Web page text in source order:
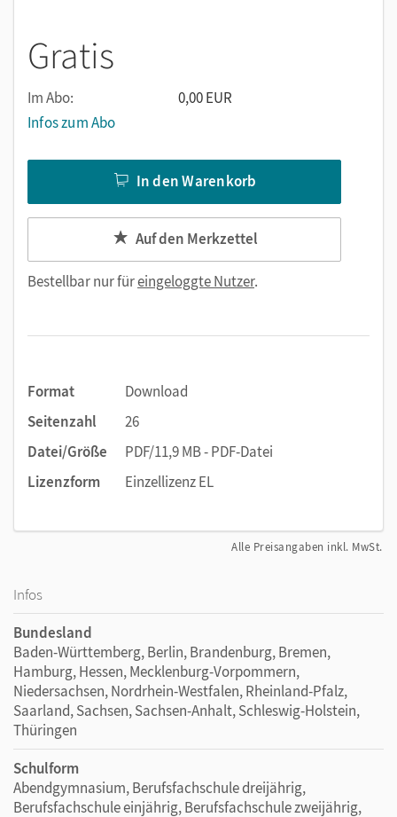
Gratis
Im Abo:
0,00 EUR
Infos zum Abo
In den Warenkorb
Auf den Merkzettel
Bestellbar nur füreingeloggte Nutzer.
Format
Download
Seitenzahl
26
Datei/Größe
PDF/11,9 MB - PDF-Datei
Lizenzform
Einzellizenz EL
Alle Preisangaben inkl. MwSt.
Infos
Bundesland
Baden-Württemberg, Berlin, Brandenburg, Bremen,
Hamburg, Hessen, Mecklenburg-Vorpommern,
Niedersachsen, Nordrhein-Westfalen, Rheinland-Pfalz,
Saarland, Sachsen, Sachsen-Anhalt, Schleswig-Holstein,
Thüringen
Schulform
Abendgymnasium, Berufsfachschule dreijährig,
Berufsfachschule einjährig, Berufsfachschule zweijährig,